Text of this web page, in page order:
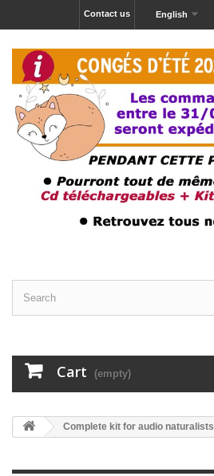
English
Contact us
Cart (empty)
Complete kit for audio naturalists